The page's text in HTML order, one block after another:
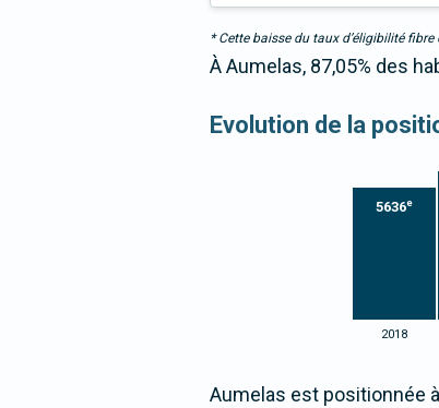
* Cette baisse du taux d’éligibilité
À Aumelas, 87,05% des
Evolution de la
5636e
2018
Aumelas est positionnée